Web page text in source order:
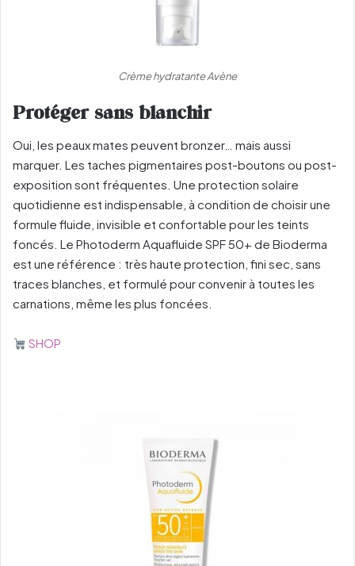
Crème hydratante Avène
Protéger sans blanchir
Oui, les peaux mates peuvent bronzer… mais aussi
marquer. Les taches pigmentaires post-boutons ou post-
exposition sont fréquentes. Une protection solaire
quotidienne est indispensable, à condition de choisir une
formule fluide, invisible et confortable pour les teints
foncés. Le Photoderm Aquafluide SPF 50+ de Bioderma
est une référence : très haute protection, fini sec, sans
traces blanches, et formulé pour convenir à toutes les
carnations, même les plus foncées.
SHOP